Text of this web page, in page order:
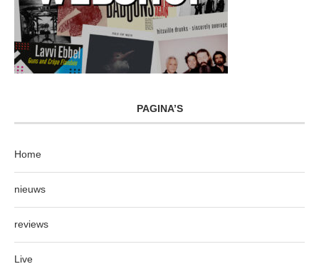
PAGINA’S
Home
nieuws
reviews
Live